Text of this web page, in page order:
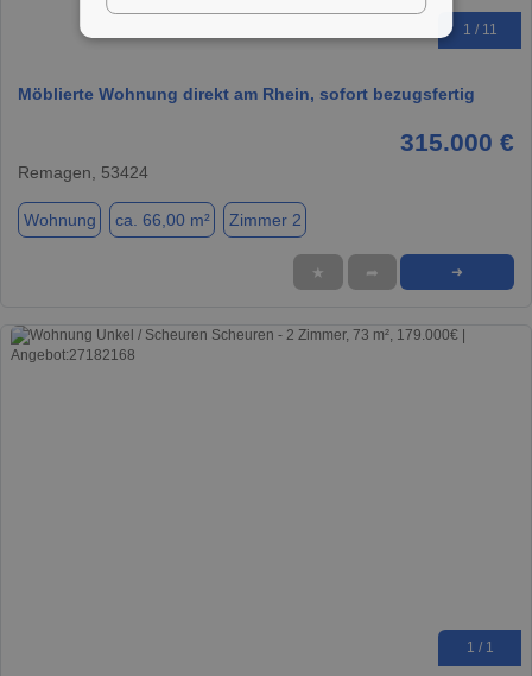
1 / 11
Möblierte Wohnung direkt am Rhein, sofort bezugsfertig
315.000 €
Remagen, 53424
Wohnung ca. 66,00 m² Zimmer 2
★ ➦ ➜
1 / 1